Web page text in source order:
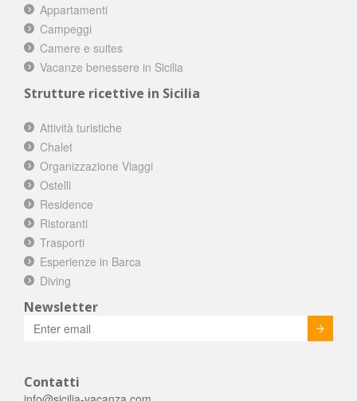
Appartamenti
Campeggi
Camere e suites
Vacanze benessere in Sicilia
Strutture ricettive in Sicilia
Attività turistiche
Chalet
Organizzazione Viaggi
Ostelli
Residence
Ristoranti
Trasporti
Esperienze in Barca
Diving
Newsletter
Contatti